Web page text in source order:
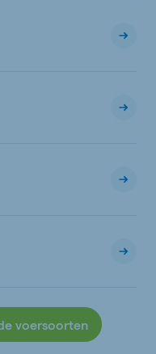
voersoorten